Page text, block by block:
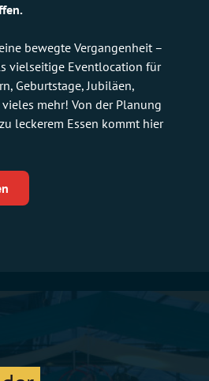
bewegte Vergangenheit –
vielseitige Eventlocation für
Geburtstage, Jubiläen,
mehr! Von der Planung
leckerem Essen kommt hier